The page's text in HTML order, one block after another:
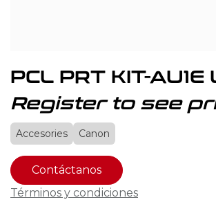
PCL PRT KIT-AU1E
Register to see
Accesories Canon
Contáctanos
Términos y condiciones